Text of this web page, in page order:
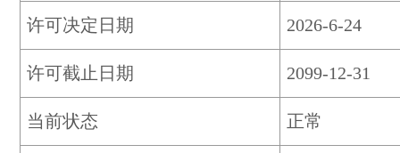
许可决定日期 2026-6-24
许可截止日期 2099-12-31
当前状态 正常